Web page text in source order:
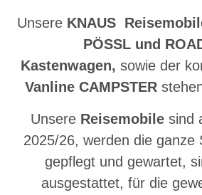
Unsere KNAUS
PÖSSL und
Kastenwagen, sowie der
Vanline CAMPSTER
Unsere Reisemobilesind
2025/26, werden die ganze
gepflegt und gewartet,
ausgestattet, für die